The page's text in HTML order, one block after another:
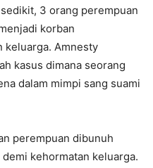
3 orang perempuan
korban
keluarga. Amnesty
kasus dimana seorang
dalam mimpi sang suami
perempuan dibunuh
kehormatan keluarga.